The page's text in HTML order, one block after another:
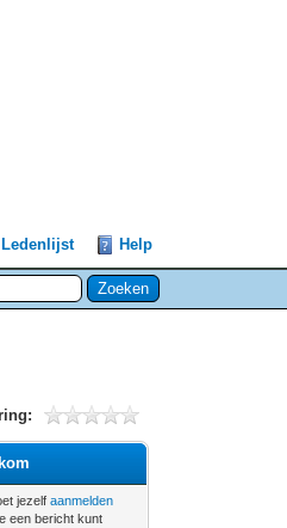
Ledenlijst Help
jezelfaanmelden
een bericht kunt